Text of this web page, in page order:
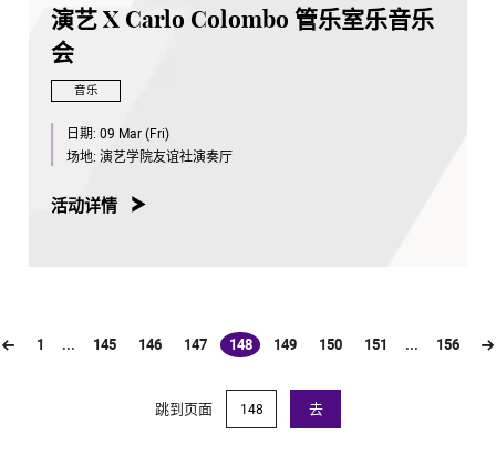
演艺 X Carlo Colombo 管乐室乐音乐
会
音乐
日期: 09 Mar (Fri)
场地: 演艺学院友谊社演奏厅
活动详情
1 ... 145 146 147 148
(current)149 150 151 ... 156
跳到页面 去